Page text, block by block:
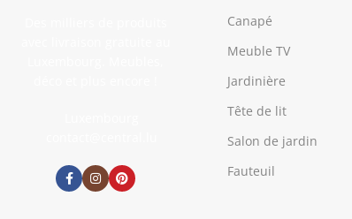
Canapé
Meuble TV
Jardinière
Tête de lit
Salon de jardin
Fauteuil